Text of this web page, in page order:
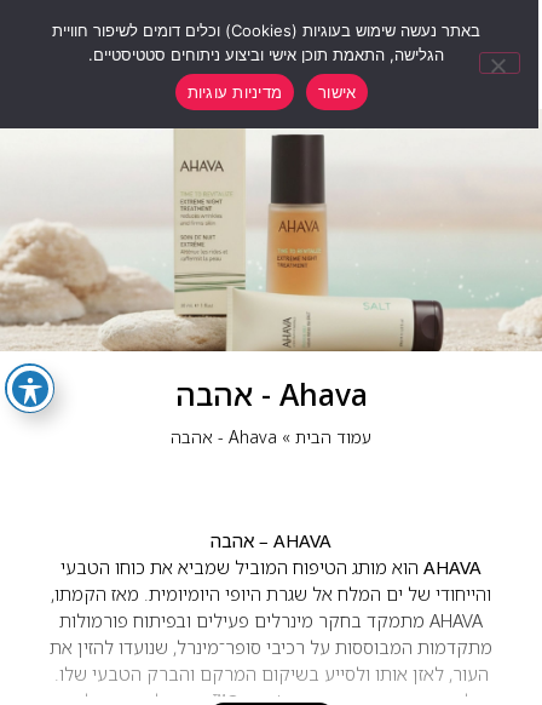
Ahava - אהבה
עמוד הבית» Ahava - אהבה
AHAVA – אהבה
AHAVAהוא מותג הטיפוח המוביל שמביא את כוחו הטבעי
והייחודי של ים המלח אל שגרת היופי היומיומית. מאז הקמתו,
AHAVA מתמקד בחקר מינרלים פעילים ובפיתוח פורמולות
מתקדמות המבוססות על רכיבי סופר־מינרל, שנועדו להזין את
העור, לאזן אותו ולסייע בשיקום המרקם והברק הטבעי שלו.
ליבת המותג היא נוסחתOsmoter™ , קומפלקס מינרלים
באתר נעשה שימוש בעוגיות (Cookies) וכלים דומים לשיפור חוויית
הגלישה, התאמת תוכן אישי וביצוע ניתוחים סטטיסטיים.
אישור
מדיניות עוגיות